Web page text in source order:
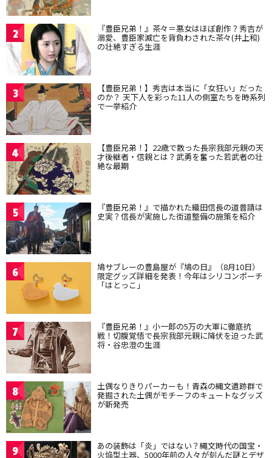
2 『豊臣兄弟！』茶々＝悪女はほぼ創作？秀吉が
溺愛、豊臣家滅亡を背負わされた茶々(井上和)
の壮絶すぎる生涯
3 【豊臣兄弟！】秀吉は本当に「女狂い」だった
のか？ 天下人を彩った11人の側室たちを時系列
で一挙紹介
4 【豊臣兄弟！】22歳で散った長宗我部元親の天
才後継者・信親とは？武勇を奮った若武者の壮
絶な最期
5 『豊臣兄弟！』で描かれた織田信長の道普請は
史実？信長が実施した街道整備の施策を紹介
6 鳩サブレーの豊島屋が『鳩の日』（8月10日）
限定グッズ詳細を発表！今年はシリコンポーチ
「はとっこ」
7 『豊臣兄弟！』小一郎の5万の大軍に徹底抗
戦！切腹覚悟で長宗我部元親に降伏を迫った武
将・谷忠澄の生涯
8 土偶なりきりパーカーも！青森の縄文遺跡群で
発掘された土偶がモチーフのキュートなグッズ
が新発売
9 あの装飾は「炎」ではない？縄文時代の国宝・
火焔型土器、5000年前の人々が刻んだ謎とデザ